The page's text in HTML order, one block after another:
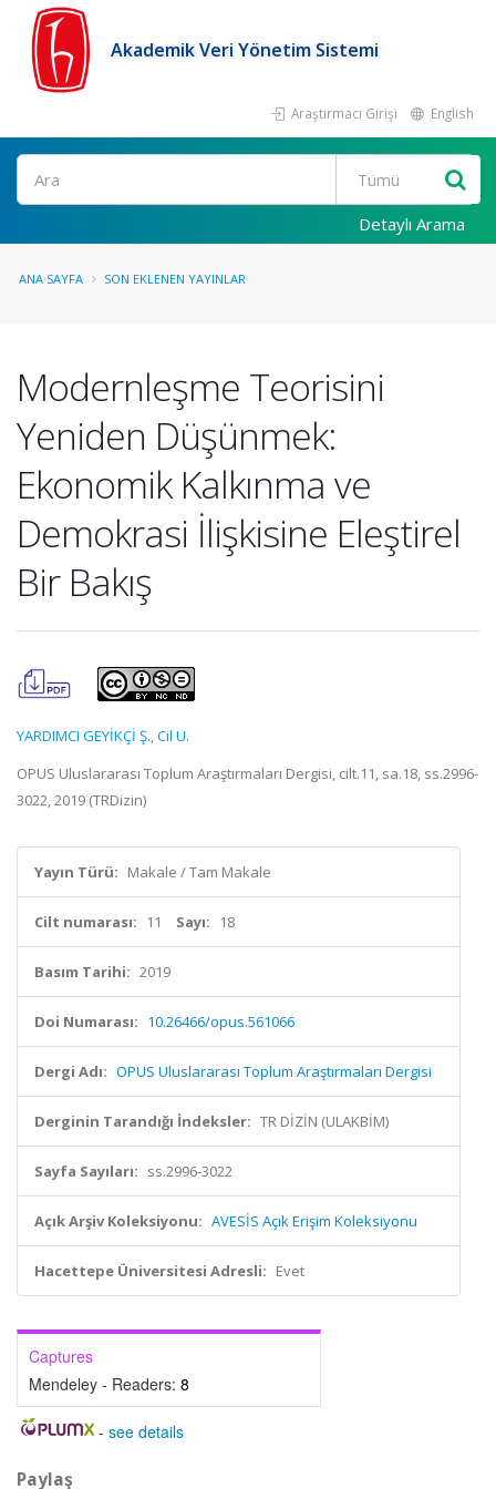
Akademik Veri Yönetim Sistemi
Araştırmacı Girişi English
Ara
Detaylı Arama
ANA SAYFA SON EKLENEN YAYINLAR
Modernleşme Teorisini
Yeniden Düşünmek:
Ekonomik Kalkınma ve
Demokrasi İlişkisine Eleştirel
Bir Bakış
YARDIMCI GEYİKÇİ Ş.,Cil U.
OPUS Uluslararası Toplum Araştırmaları Dergisi, cilt.11, sa.18, ss.2996-
3022, 2019 (TRDizin)
Yayın Türü: Makale / Tam Makale
Cilt numarası: 11 Sayı: 18
Basım Tarihi: 2019
Doi Numarası: 10.26466/opus.561066
Dergi Adı: OPUS Uluslararası Toplum Araştırmaları Dergisi
Derginin Tarandığı İndeksler: TR DİZİN (ULAKBİM)
Sayfa Sayıları: ss.2996-3022
Açık Arşiv Koleksiyonu: AVESİS Açık Erişim Koleksiyonu
Hacettepe Üniversitesi Adresli: Evet
Captures
Mendeley - Readers: 8
- see details
Paylaş